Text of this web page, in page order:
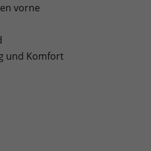
vorne
und Komfort